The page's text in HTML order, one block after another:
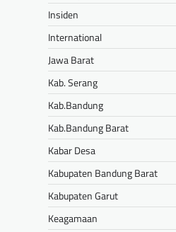
Insiden
International
Jawa Barat
Kab. Serang
Kab.Bandung
Kab.Bandung Barat
Kabar Desa
Kabupaten Bandung Barat
Kabupaten Garut
Keagamaan